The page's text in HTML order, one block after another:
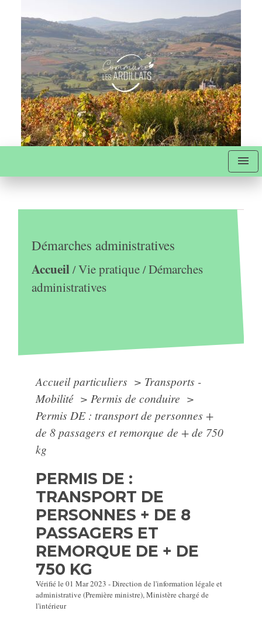
menu
Démarches administratives
Accueil/Vie pratique/Démarches
administratives
Accueil particuliers > Transports -
Mobilité > Permis de conduire >
Permis DE : transport de personnes +
de 8 passagers et remorque de + de 750
kg
PERMIS DE :
TRANSPORT DE
PERSONNES + DE 8
PASSAGERS ET
REMORQUE DE + DE
750 KG
Vérifié le 01 Mar 2023 - Direction de l'information légale et
administrative (Première ministre), Ministère chargé de
l'intérieur